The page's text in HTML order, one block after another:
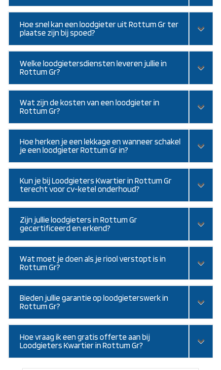
Hoe snel kan een loodgieter uit Rottum Gr ter
plaatse zijn bij spoed?
Welke loodgietersdiensten leveren jullie in
Rottum Gr?
Wat zijn de kosten van een loodgieter in
Rottum Gr?
Hoe herken je een lekkage en wanneer schakel
je een loodgieter Rottum Gr in?
Kun je bij Loodgieters Kwartier in Rottum Gr
terecht voor cv-ketel onderhoud?
Zijn jullie loodgieters in Rottum Gr
gecertificeerd en erkend?
Wat moet je doen als je riool verstopt is in
Rottum Gr?
Bieden jullie garantie op loodgieterswerk in
Rottum Gr?
Hoe vraag ik een gratis offerte aan bij
Loodgieters Kwartier in Rottum Gr?